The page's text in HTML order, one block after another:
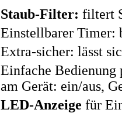
Staub-Filter: filtert
Einstellbarer Timer:
Extra-sicher: lässt
Einfache Bedienung
am Gerät: ein/aus,
LED-Anzeige für